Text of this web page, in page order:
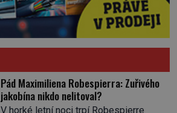
Pád Maximiliena Robespierra: Zuřivého
jakobína nikdo nelitoval?
V horké letní noci trpí Robespierre